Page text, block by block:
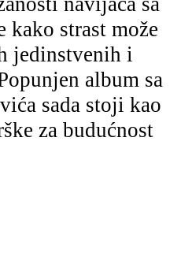
kako strast može
jedinstvenih i
album sa
sada stoji kao
za budućnost